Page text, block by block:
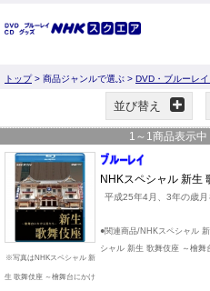
トップ> 商品ジャンルで選ぶ > DVD・ブルーレ
並び替え
1 ～ 1 商品表示中
※写真はNHKスペシャル 新
生 歌舞伎座 ～檜舞台にかけ
NHKスペシャル 新生
平成25年4月、3年の歳月
●関連商品/NHKスペシャル
シャル 新生 歌舞伎座 ～檜舞